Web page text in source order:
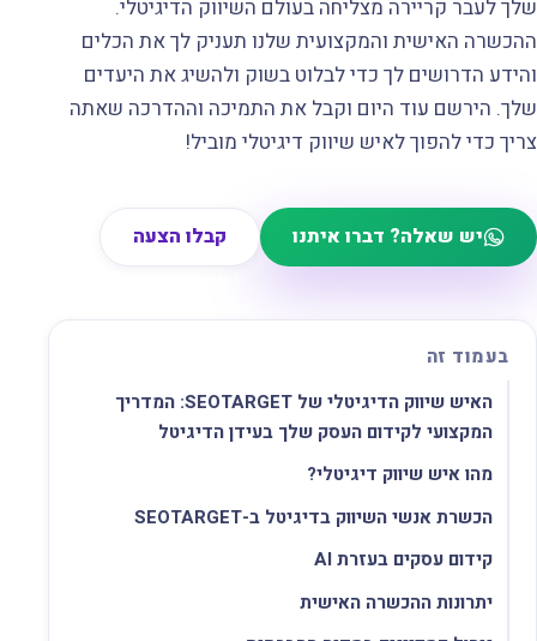
שלך לעבר קריירה מצליחה בעולם השיווק הדיגיטלי.
ההכשרה האישית והמקצועית שלנו תעניק לך את הכלים
והידע הדרושים לך כדי לבלוט בשוק ולהשיג את היעדים
שלך. הירשם עוד היום וקבל את התמיכה וההדרכה שאתה
צריך כדי להפוך לאיש שיווק דיגיטלי מוביל!
יש שאלה? דברו איתנו קבלו הצעה
בעמוד זה
האיש שיווק הדיגיטלי של SEOTARGET: המדריך
המקצועי לקידום העסק שלך בעידן הדיגיטל
מהו איש שיווק דיגיטלי?
הכשרת אנשי השיווק בדיגיטל ב-SEOTARGET
קידום עסקים בעזרת AI
יתרונות ההכשרה האישית